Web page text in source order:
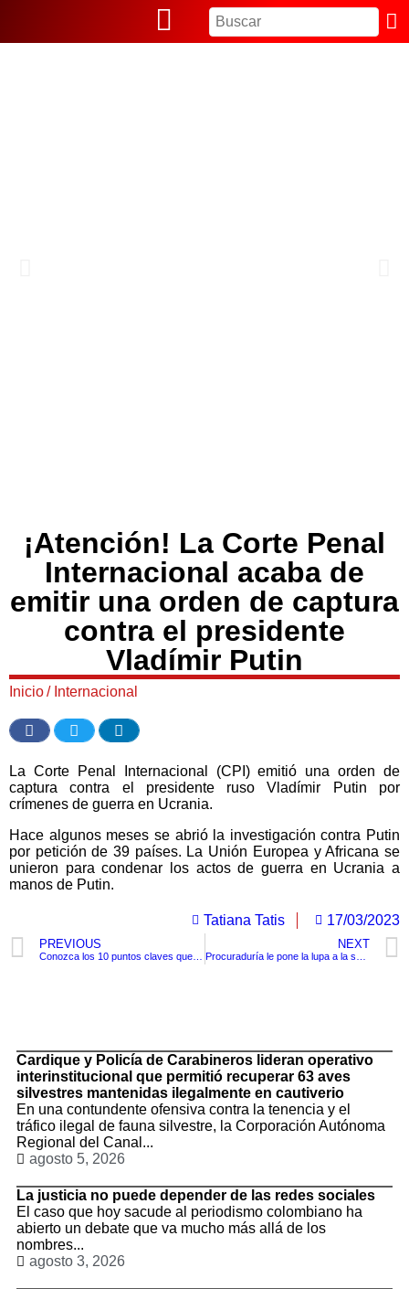
¡Atención! La Corte Penal
Internacional acaba de
emitir una orden de captura
contra el presidente
Vladímir Putin
Inicio/ Internacional
La Corte Penal Internacional (CPI) emitió una orden de
captura contra el presidente ruso Vladímir Putin por
crímenes de guerra en Ucrania.
Hace algunos meses se abrió la investigación contra Putin
por petición de 39 países. La Unión Europea y Africana se
unieron para condenar los actos de guerra en Ucrania a
manos de Putin.
Tatiana Tatis 17/03/2023
PREVIOUS NEXT
Cardique y Policía de Carabineros lideran operativo
interinstitucional que permitió recuperar 63 aves
silvestres mantenidas ilegalmente en cautiverio
En una contundente ofensiva contra la tenencia y el
tráfico ilegal de fauna silvestre, la Corporación Autónoma
Regional del Canal...
agosto 5, 2026
La justicia no puede depender de las redes sociales
El caso que hoy sacude al periodismo colombiano ha
abierto un debate que va mucho más allá de los
nombres...
agosto 3, 2026